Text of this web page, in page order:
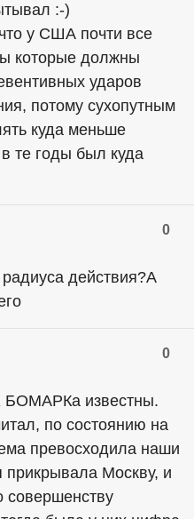
:-)
у США почти все
которые должны
ударов
потому сухопутным
куда меньше
те годы был куда
0
действия?А
0
БОМАРКа известны.
по состоянию на
превосходила наши
прикрывала Москву, и
совершенству